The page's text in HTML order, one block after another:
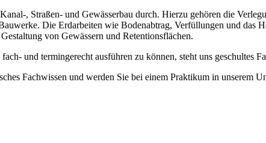
, Straßen- und Gewässerbau durch. Hierzu gehören die
Die Erdarbeiten wie Bodenabtrag, Verfüllungen und das
von Gewässern und Retentionsflächen.
und termingerecht ausführen zu können, steht uns geschultes
Fachwissen und werden Sie bei einem Praktikum in unserem